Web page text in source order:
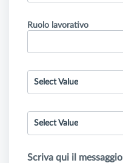
Ruolo lavorativo
Select Value
Select Value
Scriva qui il messaggio